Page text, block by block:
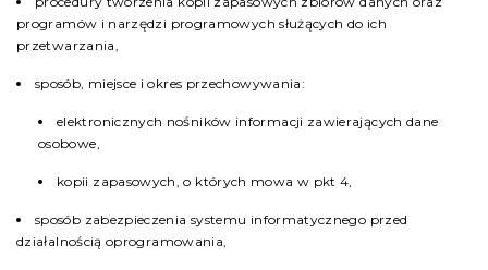
programów i narzędzi programowych służących do ich
przetwarzania,
sposób, miejsce i okres przechowywania:
elektronicznych nośników informacji zawierających dane
osobowe,
kopii zapasowych, o których mowa w pkt 4,
sposób zabezpieczenia systemu informatycznego przed
działalnością oprogramowania,